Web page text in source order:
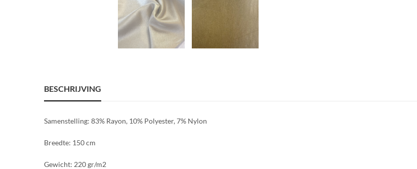
BESCHRIJVING
Samenstelling: 83% Rayon, 10% Polyester, 7% Nylon
Breedte: 150 cm
Gewicht: 220 gr/m2